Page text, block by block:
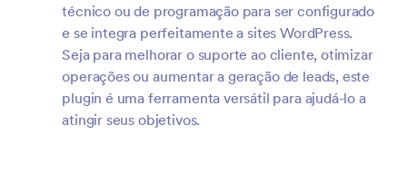
técnico ou de programação para ser configurado
e se integra perfeitamente a sites WordPress.
Seja para melhorar o suporte ao cliente, otimizar
operações ou aumentar a geração de leads, este
plugin é uma ferramenta versátil para ajudá-lo a
atingir seus objetivos.